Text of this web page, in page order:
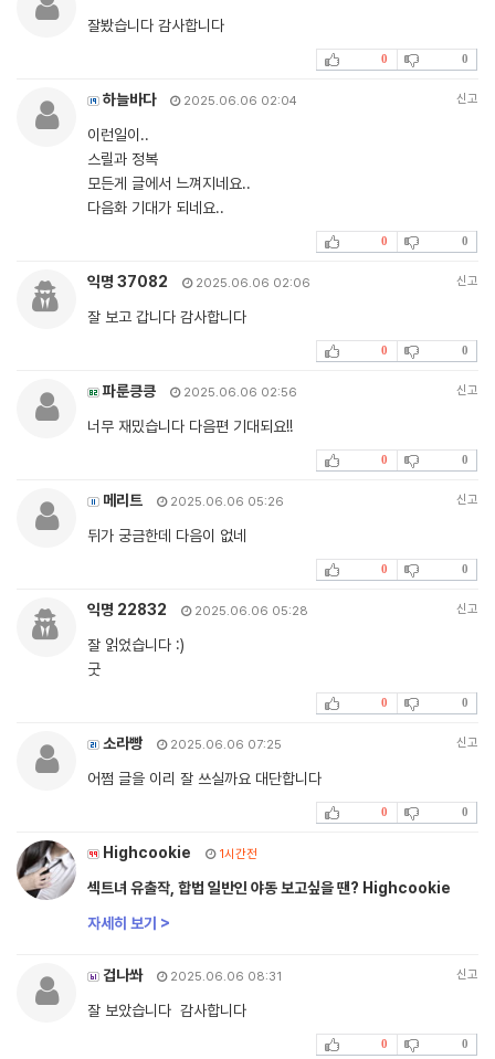
잘봤습니다 감사합니다
0 0
하늘바다 2025.06.06 02:04 신고
이런일이..
스릴과 정복
모든게 글에서 느껴지네요..
다음화 기대가 되네요..
0 0
익명 37082 2025.06.06 02:06 신고
잘 보고 갑니다 감사합니다
0 0
파룬킁킁 2025.06.06 02:56 신고
너무 재밌습니다 다음편 기대되요!!
0 0
메리트 2025.06.06 05:26 신고
뒤가 궁금한데 다음이 없네
0 0
익명 22832 2025.06.06 05:28 신고
잘 읽었습니다 :)
굿
0 0
소라빵 2025.06.06 07:25 신고
어쩜 글을 이리 잘 쓰실까요 대단합니다
0 0
Highcookie 1시간전
섹트녀 유출작, 합법 일반인 야동 보고싶을 땐? Highcookie
자세히 보기 >
겁나쏴 2025.06.06 08:31 신고
잘 보았습니다 감사합니다
0 0